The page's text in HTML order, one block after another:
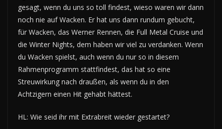
gesagt, wenn du uns so toll findest, wieso waren wir dann
noch nie auf Wacken. Er hat uns dann rundum gebucht,
für Wacken, das Werner Rennen, die Full Metal Cruise und
die Winter Nights, dem haben wir viel zu verdanken. Wenn
du Wacken spielst, auch wenn du nur so in diesem
Rahmenprogramm stattfindest, das hat so eine
Streuwirkung nach draußen, als wenn du in den
Achtzigern einen Hit gehabt hättest.
HL: Wie seid ihr mit Extrabreit wieder gestartet?